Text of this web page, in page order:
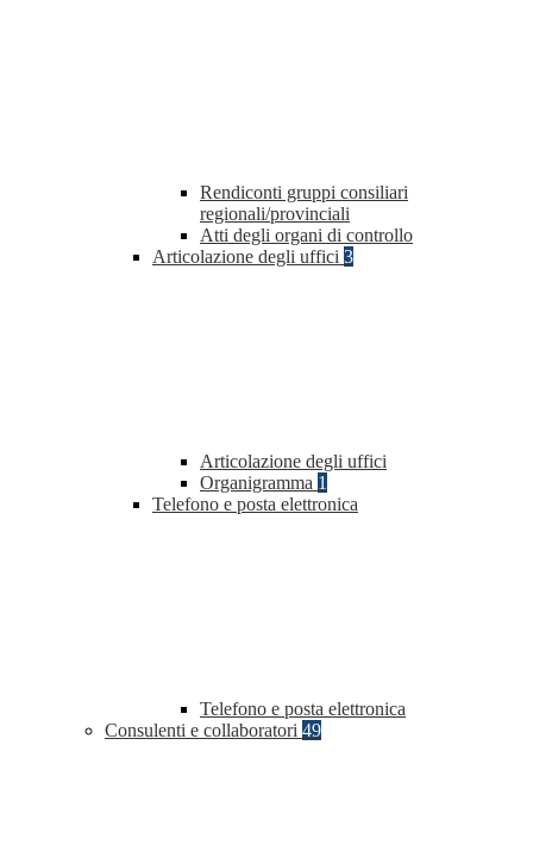
Rendiconti gruppi consiliari
regionali/provinciali
Atti degli organi di controllo
Articolazione degli uffici 3
Articolazione degli uffici
Organigramma 1
Telefono e posta elettronica
Telefono e posta elettronica
Consulenti e collaboratori 49